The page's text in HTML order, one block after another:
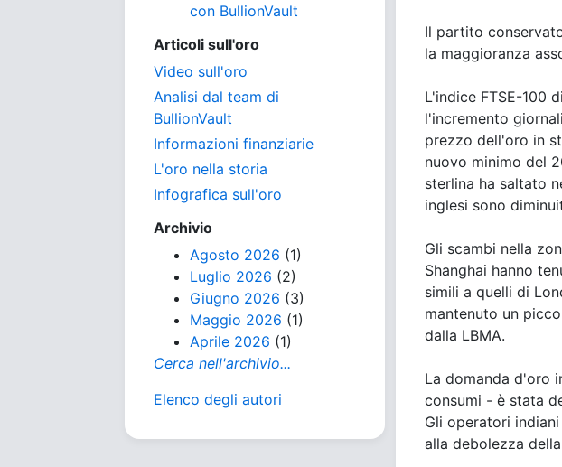
con BullionVault
Articoli sull'oro
Video sull'oro
Analisi dal team di
BullionVault
Informazioni finanziarie
L'oro nella storia
Infografica sull'oro
Archivio
Agosto 2026 (1)
Luglio 2026 (2)
Giugno 2026 (3)
Maggio 2026 (1)
Aprile 2026 (1)
Cerca nell'archivio...
Elenco degli autori
Il partito
la maggioranza
L'indice FTSE-100
l'incremento
prezzo dell'oro in
nuovo minimo del
sterlina ha saltato
inglesi sono
Gli scambi nella
Shanghai hanno
simili a quelli di
mantenuto un
dalla LBMA.
La domanda d'oro
consumi - è stata
Gli operatori
alla debolezza